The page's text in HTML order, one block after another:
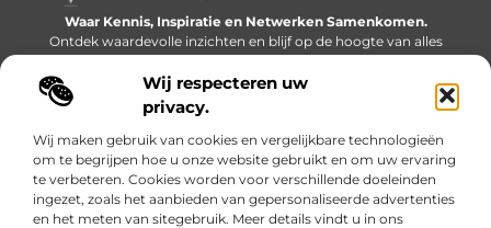
Wij respecteren uw
privacy.
Wij maken gebruik van cookies en vergelijkbare technologieën
om te begrijpen hoe u onze website gebruikt en om uw ervaring
te verbeteren. Cookies worden voor verschillende doeleinden
ingezet, zoals het aanbieden van gepersonaliseerde advertenties
en het meten van sitegebruik. Meer details vindt u in ons
Waar Kennis, Inspiratie en Netwerken Samenkomen.
Ontdek waardevolle inzichten en blijf op de hoogte van alles
wat er speelt in de wereld.
Bericht categorie
Onze informatie